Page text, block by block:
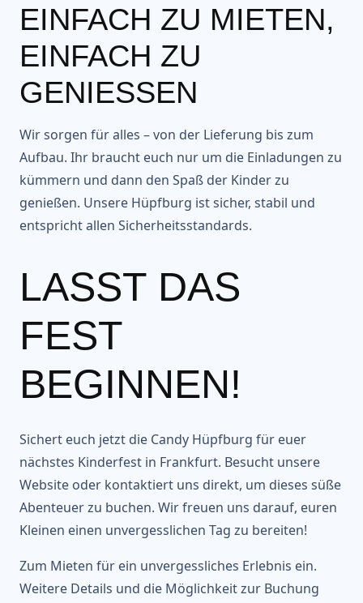
EINFACH ZU MIETEN,
EINFACH ZU
GENIESSEN
Wir sorgen für alles – von der Lieferung bis zum
Aufbau. Ihr braucht euch nur um die Einladungen zu
kümmern und dann den Spaß der Kinder zu
genießen. Unsere Hüpfburg ist sicher, stabil und
entspricht allen Sicherheitsstandards.
LASST DAS
FEST
BEGINNEN!
Sichert euch jetzt die Candy Hüpfburg für euer
nächstes Kinderfest in Frankfurt. Besucht unsere
Website oder kontaktiert uns direkt, um dieses süße
Abenteuer zu buchen. Wir freuen uns darauf, euren
Kleinen einen unvergesslichen Tag zu bereiten!
Zum Mieten für ein unvergessliches Erlebnis ein.
Weitere Details und die Möglichkeit zur Buchung